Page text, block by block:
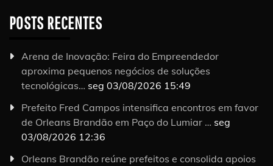
POSTS RECENTES
Arena de Inovação: Feira do Empreendedor
aproxima pequenos negócios de soluções
tecnológicas… seg 03/08/2026 15:49
Prefeito Fred Campos intensifica encontros em favor
de Orleans Brandão em Paço do Lumiar … seg
03/08/2026 12:36
Orleans Brandão reúne prefeitos e consolida apoios